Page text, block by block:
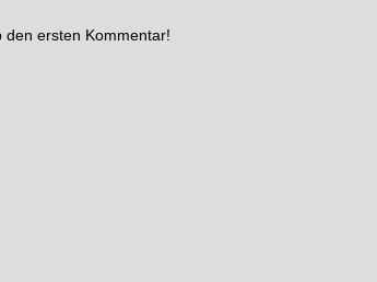
den ersten Kommentar!